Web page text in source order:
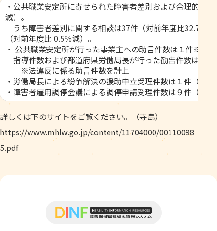
・公共職業安定所に寄せられた障害者差別および合理的配
減）。
うち障害者差別に関する相談は37件（対前年度比32.7％
（対前年度比 0.5％減）。
・ 公共職業安定所が行った事業主への助言件数は１件※。
指導件数および都道府県労働局長が行った勧告件数は、
※法違反に係る助言件数を計上
・労働局長による紛争解決の援助申立受理件数は１件（前
・障害者雇用調停会議による調停申請受理件数は９件（前
詳しくは下のサイトをご覧ください。（寺島）
https://www.mhlw.go.jp/content/11704000/00110098
5.pdf